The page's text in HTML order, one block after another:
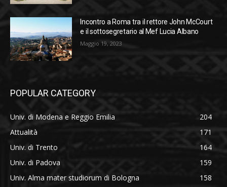
Incontro a Roma tra il rettore John McCourt
e il sottosegretario al Mef Lucia Albano
Maggio 19, 2023
POPULAR CATEGORY
Univ. di Modena e Reggio Emilia
204
Attualità
171
Univ. di Trento
164
Univ. di Padova
159
Univ. Alma mater studiorum di Bologna
158